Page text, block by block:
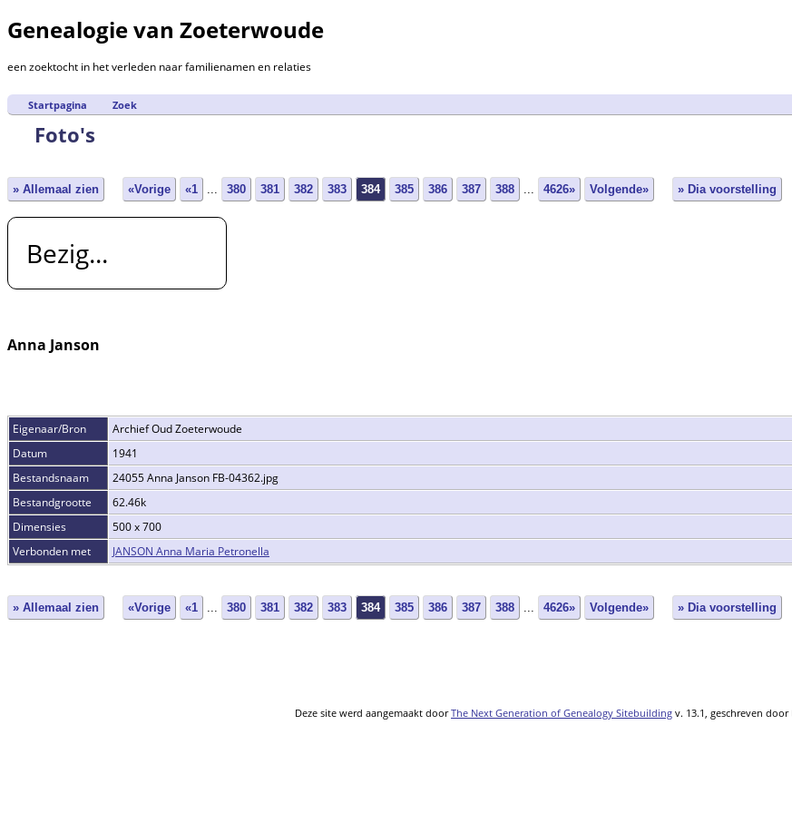
Genealogie van Zoeterwoude
een zoektocht in het verleden naar familienamen en relaties
Startpagina Zoek
Foto's
» Allemaal zien «Vorige «1 ... 380 381 382 383 384 385 386 387 388 ... 4626» Volgende» » Dia voorstelling
Bezig...
Anna Janson
Eigenaar/Bron
Archief Oud Zoeterwoude
Datum
1941
Bestandsnaam
24055 Anna Janson FB-04362.jpg
Bestandgrootte
62.46k
Dimensies
500 x 700
Verbonden met
JANSON Anna Maria Petronella
» Allemaal zien «Vorige «1 ... 380 381 382 383 384 385 386 387 388 ... 4626» Volgende» » Dia voorstelling
Deze site werd aangemaakt doorThe Next Generation of Genealogy Sitebuilding v. 13.1, geschreven